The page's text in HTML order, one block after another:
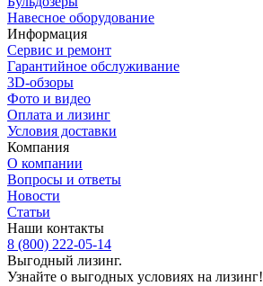
Навесное оборудование
Информация
Сервис и ремонт
Гарантийное обслуживание
3D-обзоры
Фото и видео
Оплата и лизинг
Условия доставки
Компания
О компании
Вопросы и ответы
Новости
Статьи
Наши контакты
8 (800) 222-05-14
Выгодный лизинг.
Узнайте о выгодных условиях на лизинг!